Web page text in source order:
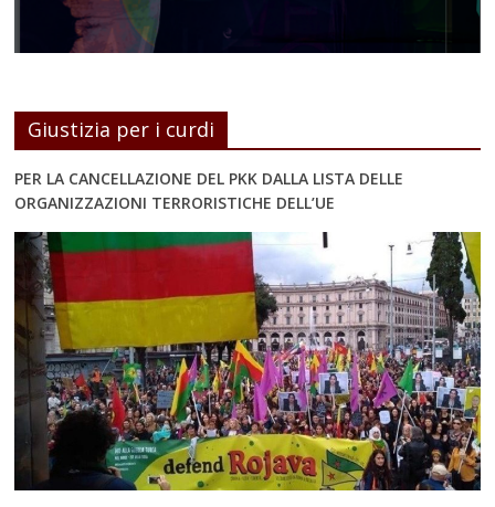
Giustizia per i curdi
PER LA CANCELLAZIONE DEL PKK DALLA LISTA DELLE
ORGANIZZAZIONI TERRORISTICHE DELL’UE